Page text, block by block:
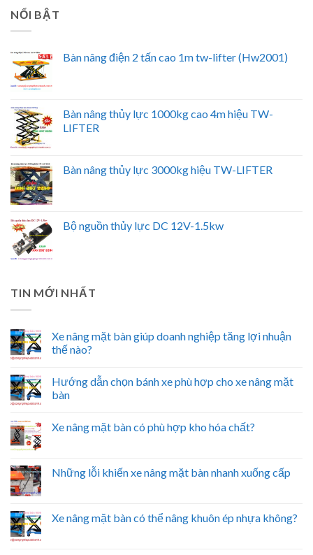
NỔI BẬT
Bàn nâng điện 2 tấn cao 1m tw-lifter (Hw2001)
Bàn nâng thủy lực 1000kg cao 4m hiệu TW-
LIFTER
Bàn nâng thủy lực 3000kg hiệu TW-LIFTER
Bộ nguồn thủy lực DC 12V-1.5kw
TIN MỚI NHẤT
Xe nâng mặt bàn giúp doanh nghiệp tăng lợi nhuận
thế nào?
Hướng dẫn chọn bánh xe phù hợp cho xe nâng mặt
bàn
Xe nâng mặt bàn có phù hợp kho hóa chất?
Những lỗi khiến xe nâng mặt bàn nhanh xuống cấp
Xe nâng mặt bàn có thể nâng khuôn ép nhựa không?